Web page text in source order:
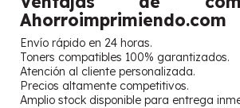
Ahorroimprimiendo.com
Envío rápido en 24 horas.
Toners compatibles 100% garantizados.
Atención al cliente personalizada.
Precios altamente competitivos.
Amplio stock disponible para entrega